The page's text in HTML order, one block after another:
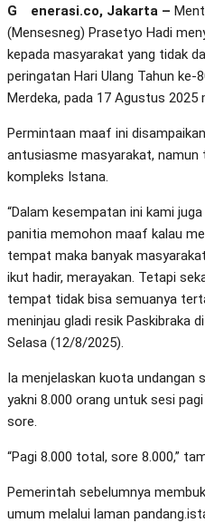
Generasi.co, Jakarta –
(Mensesneg) Prasetyo Hadi
kepada masyarakat yang tidak
peringatan Hari Ulang Tahun ke-
Merdeka, pada 17 Agustus 2025
Permintaan maaf ini
antusiasme masyarakat,
kompleks Istana.
“Dalam kesempatan ini kami
panitia memohon maaf kalau
tempat maka banyak
ikut hadir, merayakan. Tetapi
tempat tidak bisa semuanya
meninjau gladi resik Paskibraka
Selasa (12/8/2025).
Ia menjelaskan kuota undangan
yakni 8.000 orang untuk sesi
sore.
“Pagi 8.000 total, sore 8.000,”
Pemerintah sebelumnya
umum melalui laman